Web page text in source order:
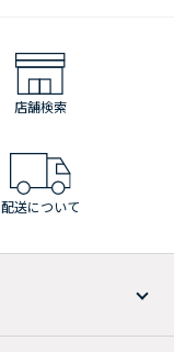
店舗検索
配送について